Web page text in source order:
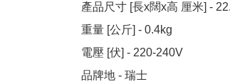
產品尺寸 [長x闊x高 厘米] -
重量 [公斤] - 0.4kg
電壓 [伏] - 220-240V
品牌地 - 瑞士